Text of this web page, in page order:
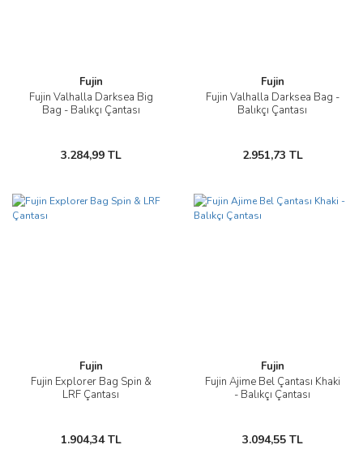
Fujin
Fujin Valhalla Darksea Big
Bag - Balıkçı Çantası
3.284,99 TL
Fujin
Fujin Valhalla Darksea Bag -
Balıkçı Çantası
2.951,73 TL
Fujin
Fujin Explorer Bag Spin &
LRF Çantası
1.904,34 TL
Fujin
Fujin Ajime Bel Çantası Khaki
- Balıkçı Çantası
3.094,55 TL